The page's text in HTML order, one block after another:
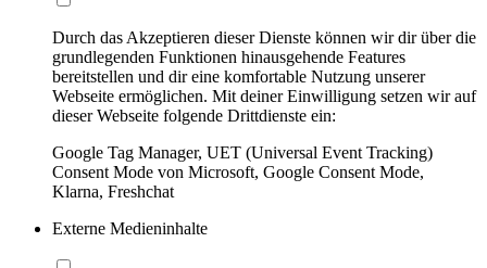
Durch das Akzeptieren dieser Dienste können wir dir über die
grundlegenden Funktionen hinausgehende Features
bereitstellen und dir eine komfortable Nutzung unserer
Webseite ermöglichen. Mit deiner Einwilligung setzen wir auf
dieser Webseite folgende Drittdienste ein:
Google Tag Manager, UET (Universal Event Tracking)
Consent Mode von Microsoft, Google Consent Mode,
Klarna, Freshchat
Externe Medieninhalte